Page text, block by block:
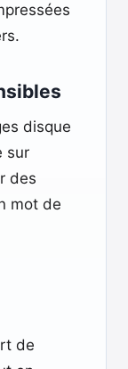
disque
sur
des
mot de
de